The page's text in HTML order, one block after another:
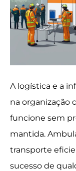
A logística e a
na organização
funcione sem
mantida.
transporte
sucesso de